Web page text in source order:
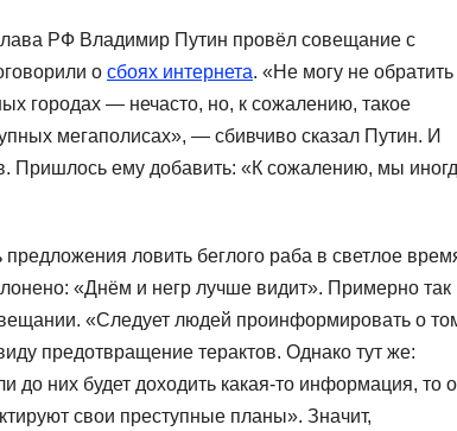
РФ Владимир Путин провёл совещание с
о сбоях интернета. «Не могу не обратить
городах — нечасто, но, к сожалению, такое
мегаполисах», — сбивчиво сказал Путин. И
Пришлось ему добавить: «К сожалению, мы
ловить беглого раба в светлое
«Днём и негр лучше видит». Примерно так
«Следует людей проинформировать о
предотвращение терактов. Однако тут же:
до них будет доходить какая-то информация, то
свои преступные планы». Значит,